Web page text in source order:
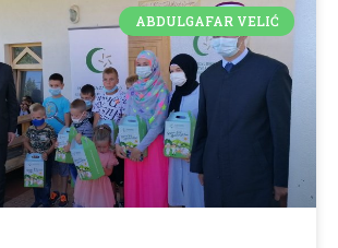
ABDULGAFAR VELIĆ